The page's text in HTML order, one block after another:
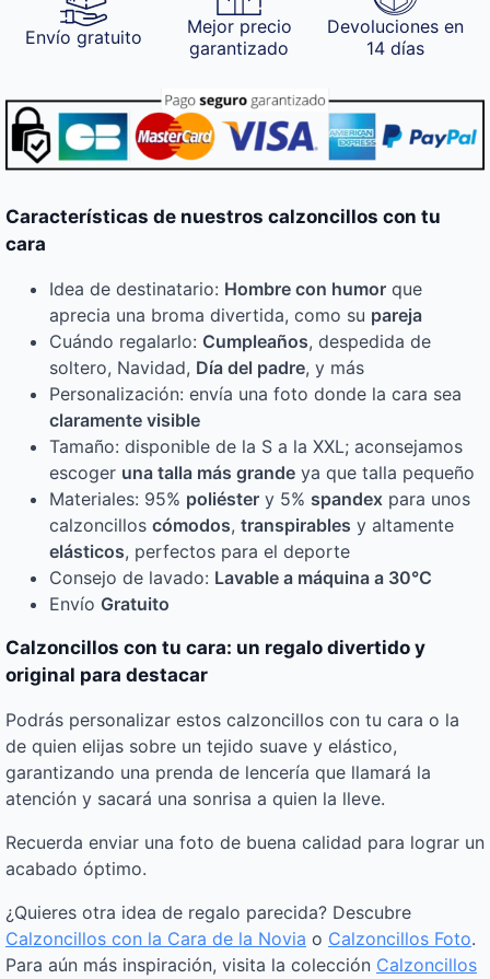
Envío gratuito
Mejor precio
garantizado
Devoluciones en
14 días
Características de nuestros calzoncillos con tu
cara
Idea de destinatario: Hombre con humor que
aprecia una broma divertida, como su pareja
Cuándo regalarlo: Cumpleaños, despedida de
soltero, Navidad, Día del padre, y más
Personalización: envía una foto donde la cara sea
claramente visible
Tamaño: disponible de la S a la XXL; aconsejamos
escoger una talla más grande ya que talla pequeño
Materiales: 95% poliéster y 5% spandex para unos
calzoncillos cómodos, transpirables y altamente
elásticos, perfectos para el deporte
Consejo de lavado: Lavable a máquina a 30°C
Envío Gratuito
Calzoncillos con tu cara: un regalo divertido y
original para destacar
Podrás personalizar estos calzoncillos con tu cara o la
de quien elijas sobre un tejido suave y elástico,
garantizando una prenda de lencería que llamará la
atención y sacará una sonrisa a quien la lleve.
Recuerda enviar una foto de buena calidad para lograr un
acabado óptimo.
¿Quieres otra idea de regalo parecida? Descubre
Calzoncillos con la Cara de la Novia o Calzoncillos Foto.
Para aún más inspiración, visita la colección Calzoncillos